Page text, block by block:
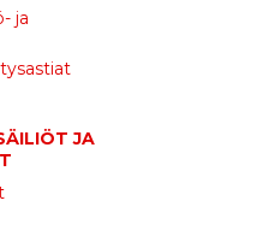
ja
JA